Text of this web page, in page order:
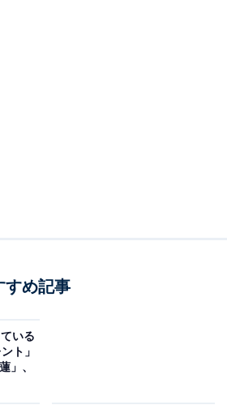
番組『ぽかぽか』（フジテレビ
として、メンバーが週替わりで出
ループ初の冠ラジオ番組『KEY
すめ記事
いる
ト」
」、